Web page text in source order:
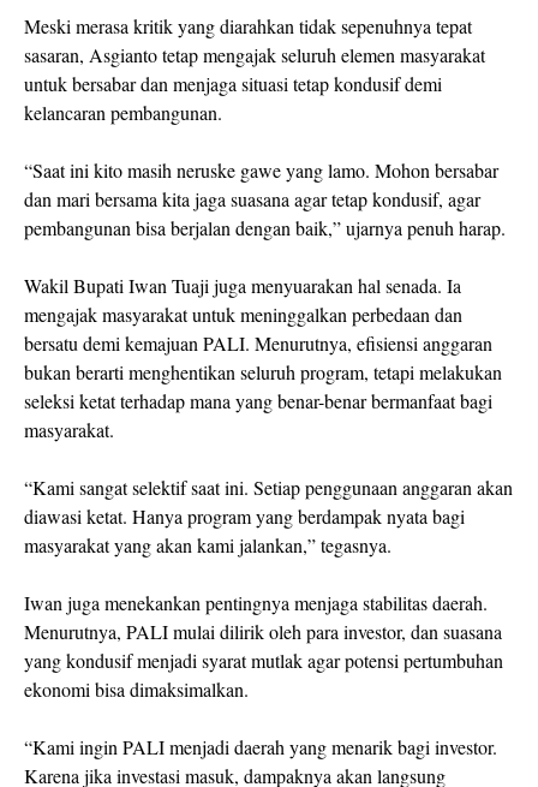
Meski merasa kritik yang diarahkan tidak sepenuhnya tepat
sasaran, Asgianto tetap mengajak seluruh elemen masyarakat
untuk bersabar dan menjaga situasi tetap kondusif demi
kelancaran pembangunan.
“Saat ini kito masih neruske gawe yang lamo. Mohon bersabar
dan mari bersama kita jaga suasana agar tetap kondusif, agar
pembangunan bisa berjalan dengan baik,” ujarnya penuh harap.
Wakil Bupati Iwan Tuaji juga menyuarakan hal senada. Ia
mengajak masyarakat untuk meninggalkan perbedaan dan
bersatu demi kemajuan PALI. Menurutnya, efisiensi anggaran
bukan berarti menghentikan seluruh program, tetapi melakukan
seleksi ketat terhadap mana yang benar-benar bermanfaat bagi
masyarakat.
“Kami sangat selektif saat ini. Setiap penggunaan anggaran akan
diawasi ketat. Hanya program yang berdampak nyata bagi
masyarakat yang akan kami jalankan,” tegasnya.
Iwan juga menekankan pentingnya menjaga stabilitas daerah.
Menurutnya, PALI mulai dilirik oleh para investor, dan suasana
yang kondusif menjadi syarat mutlak agar potensi pertumbuhan
ekonomi bisa dimaksimalkan.
“Kami ingin PALI menjadi daerah yang menarik bagi investor.
Karena jika investasi masuk, dampaknya akan langsung